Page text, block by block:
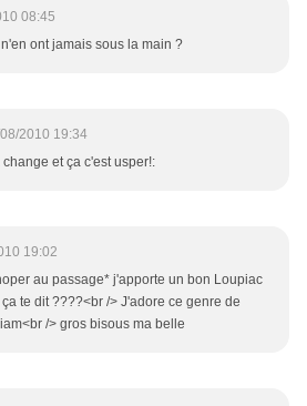
08:45
ont jamais sous la main ?
2010 19:34
et ça c'est usper!:
19:02
au passage* j'apporte un bon Loupiac
te dit ????<br /> J'adore ce genre de
/> gros bisous ma belle